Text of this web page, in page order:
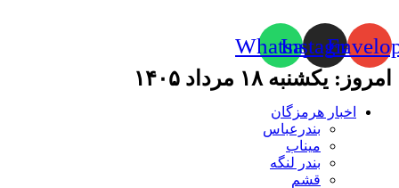
Instagram
Whatsapp
امروز: یکشنبه ۱۸ مرداد ۱۴۰۵
اخبار هرمزگان
بندرعباس
میناب
بندر لنگه
قشم